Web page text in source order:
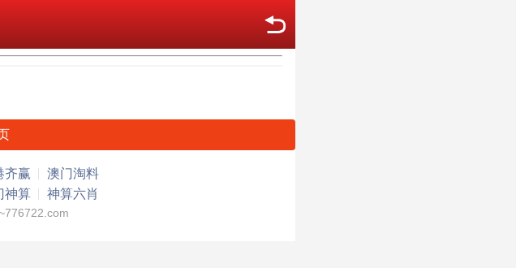
齐赢
澳门淘料
神算 神算六肖